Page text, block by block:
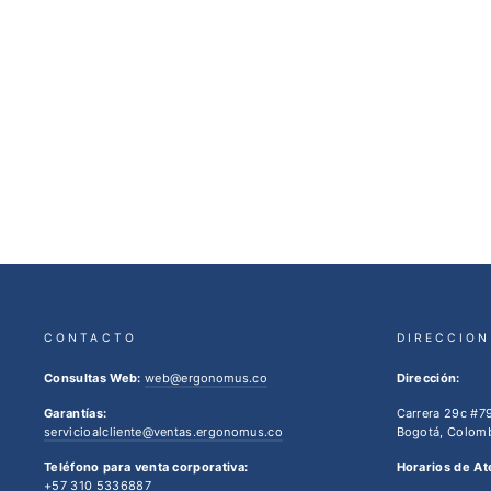
CONTACTO
Consultas Web: web@ergonomus.co
Garantías:
servicioalcliente@ventas.ergonomus.co
Teléfono para venta corporativa:
+57 310 5336887
Dirección:
Carrera 29c
Bogotá,
Horarios de